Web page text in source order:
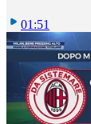
01:51